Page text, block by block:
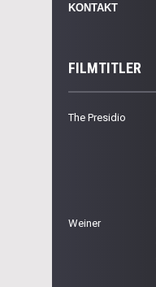
KONTAKT
FILMTITLER
The Presidio
Weiner